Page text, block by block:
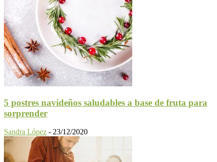
5 postres navideños saludables a base de fruta para
sorprender
Sandra López - 23/12/2020